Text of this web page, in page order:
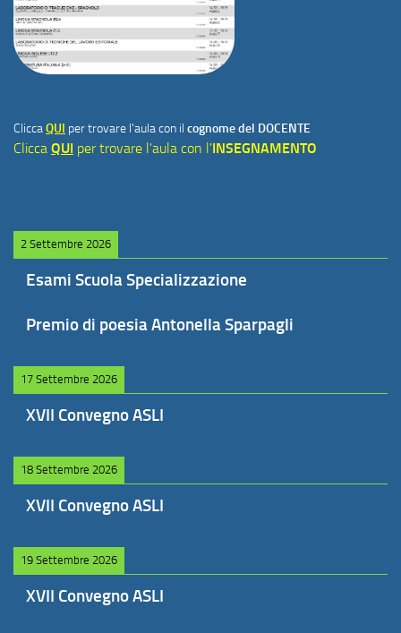
CliccaQUI per trovare l'aula con il cognome del DOCENTE
Clicca QUI per trovare l'aula con l'INSEGNAMENTO
2 Settembre 2026
Esami Scuola Specializzazione
Premio di poesia Antonella Sparpagli
17 Settembre 2026
XVII Convegno ASLI
18 Settembre 2026
XVII Convegno ASLI
19 Settembre 2026
XVII Convegno ASLI